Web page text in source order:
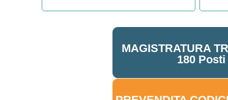
MAGISTRATURA
180 Posti